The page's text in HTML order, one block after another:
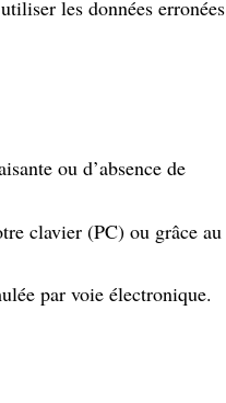
les données erronées
ou d’absence de
clavier (PC) ou grâce au
par voie électronique.